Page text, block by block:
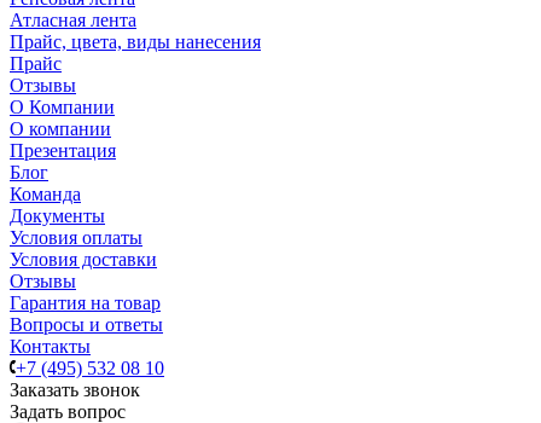
Атласная лента
Прайс, цвета, виды нанесения
Прайс
Отзывы
О Компании
О компании
Презентация
Блог
Команда
Документы
Условия оплаты
Условия доставки
Отзывы
Гарантия на товар
Вопросы и ответы
Контакты
+7 (495) 532 08 10
Заказать звонок
Задать вопрос